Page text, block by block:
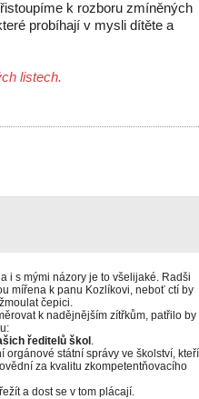
k rozboru zmíněných
probíhají v mysli dítěte a
listech.
i s mými názory je to všelijaké. Radši
mířena k panu Kozlíkovi, neboť ctí by
čepici.
k nadějnějším zítřkům, patřilo by
ředitelů škol .
orgánové státní správy ve školství, kteří
za kvalitu zkompetentňovacího
a dost se v tom plácají.